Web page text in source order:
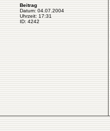
Beitrag
Datum: 04.07.2004
Uhrzeit: 17:31
ID: 4242